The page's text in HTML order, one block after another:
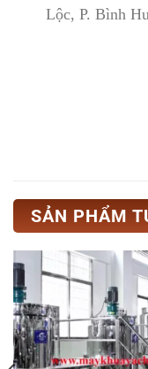
Lộc, P. Bình
SẢN PHẨM